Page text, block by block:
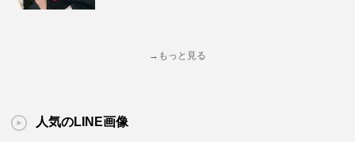
→もっと見る
人気のLINE画像